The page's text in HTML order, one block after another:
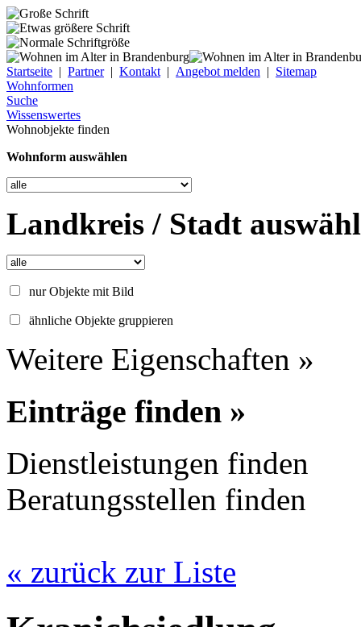
Startseite | Partner| Kontakt | Angebot melden | Sitemap
Wohnformen
Suche
Wissenswertes
Wohnobjekte finden
Wohnform auswählen
Landkreis / Stadt
nur Objekte mit Bild
ähnliche Objekte gruppieren
Weitere Eigenschaften »
Einträge finden »
Dienstleistungen finden
Beratungsstellen finden
« zurück zur Liste